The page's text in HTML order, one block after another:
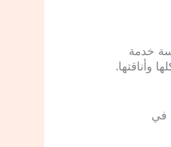
خدمة
وأناقتها.
في